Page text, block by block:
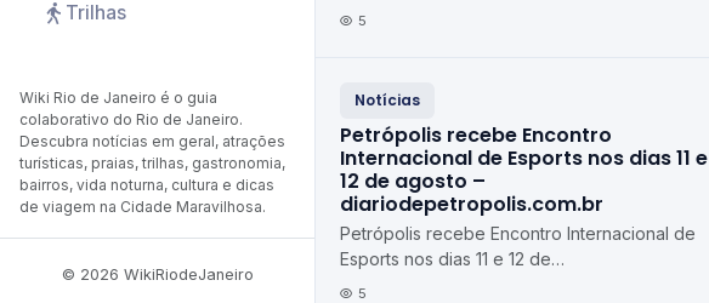
Trilhas
Wiki Rio de Janeiro é o guia
colaborativo do Rio de Janeiro.
Descubra notícias em geral, atrações
turísticas, praias, trilhas, gastronomia,
bairros, vida noturna, cultura e dicas
de viagem na Cidade Maravilhosa.
© 2026 WikiRiodeJaneiro
feira (10) diariodepetropolis.com.br
5
Notícias
Petrópolis recebe Encontro
Internacional de Esports nos dias 11 e
12 de agosto –
diariodepetropolis.com.br
Petrópolis recebe Encontro Internacional de
Esports nos dias 11 e 12 de
agosto diariodepetropolis.com.br
5